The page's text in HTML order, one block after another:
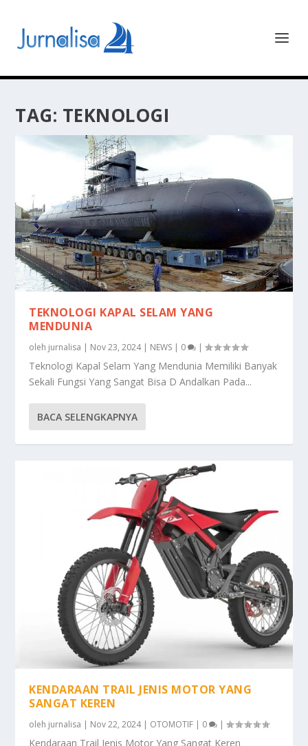
TAG: TEKNOLOGI
TEKNOLOGI KAPAL SELAM YANG
MENDUNIA
oleh jurnalisa | Nov 23, 2024| NEWS | 0 |
Teknologi Kapal Selam Yang Mendunia Memiliki Banyak
Sekali Fungsi Yang Sangat Bisa D Andalkan Pada...
BACA SELENGKAPNYA
KENDARAAN TRAIL JENIS MOTOR YANG
SANGAT KEREN
oleh jurnalisa | Nov 22, 2024| OTOMOTIF | 0 |
Kendaraan Trail Jenis Motor Yang Sangat Keren